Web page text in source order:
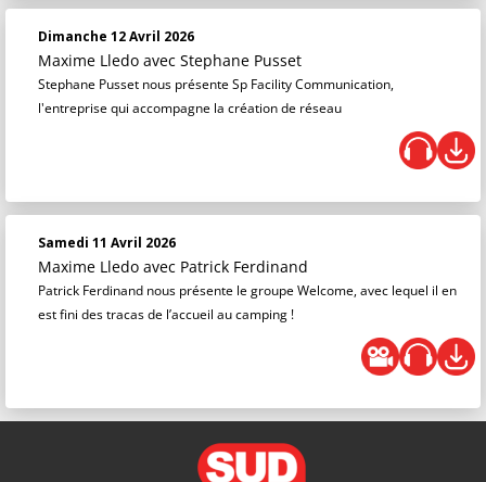
Dimanche 12 Avril 2026
Maxime Lledo avec Stephane Pusset
Stephane Pusset nous présente Sp Facility Communication,
l'entreprise qui accompagne la création de réseau
Samedi 11 Avril 2026
Maxime Lledo avec Patrick Ferdinand
Patrick Ferdinand nous présente le groupe Welcome, avec lequel il en
est fini des tracas de l’accueil au camping !